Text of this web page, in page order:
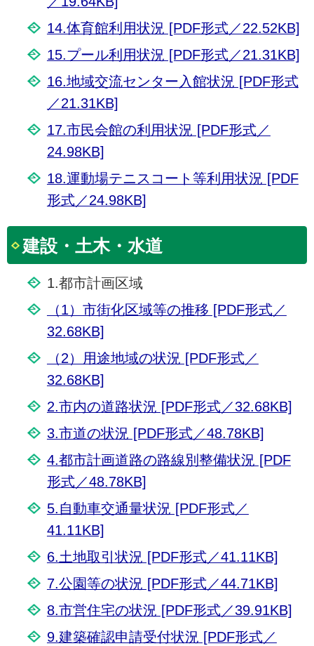
14.体育館利用状況 [PDF形式／22.52KB]
15.プール利用状況 [PDF形式／21.31KB]
16.地域交流センター入館状況 [PDF形式
／21.31KB]
17.市民会館の利用状況 [PDF形式／
24.98KB]
18.運動場テニスコート等利用状況 [PDF
形式／24.98KB]
建設・土木・水道
1.都市計画区域
（1）市街化区域等の推移 [PDF形式／
32.68KB]
（2）用途地域の状況 [PDF形式／
32.68KB]
2.市内の道路状況 [PDF形式／32.68KB]
3.市道の状況 [PDF形式／48.78KB]
4.都市計画道路の路線別整備状況 [PDF
形式／48.78KB]
5.自動車交通量状況 [PDF形式／
41.11KB]
6.土地取引状況 [PDF形式／41.11KB]
7.公園等の状況 [PDF形式／44.71KB]
8.市営住宅の状況 [PDF形式／39.91KB]
9.建築確認申請受付状況 [PDF形式／